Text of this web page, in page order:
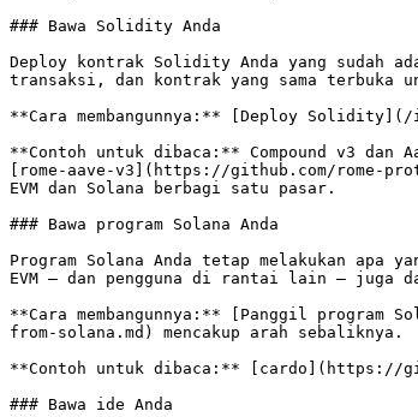
### Bawa Solidity Anda
Deploy kontrak Solidity Anda yang sudah
transaksi, dan kontrak yang sama terbuka
**Cara membangunnya:** [Deploy
**Contoh untuk dibaca:** Compound v3 dan
[rome-aave-v3](https://github.com/rome-
EVM dan Solana berbagi satu pasar.
### Bawa program Solana Anda
Program Solana Anda tetap melakukan apa
EVM — dan pengguna di rantai lain — juga
**Cara membangunnya:** [Panggil program
from-solana.md) mencakup arah sebaliknya.
**Contoh untuk dibaca:** [cardo](https://
### Bawa ide Anda